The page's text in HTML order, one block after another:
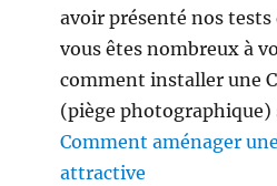
avoir présenté nos tests
vous êtes nombreux à
comment installer une
(piège
Comment aménager
attractive